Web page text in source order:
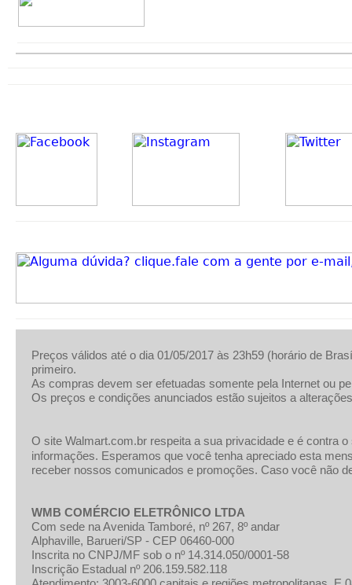
Preços válidos até o dia 01/05/2017 às 23h59 (horário de
primeiro.
As compras devem ser efetuadas somente pela Internet ou
Os preços e condições anunciados estão sujeitos a
O site Walmart.com.br respeita a sua privacidade e é contra
informações. Esperamos que você tenha apreciado esta
receber nossos comunicados e promoções. Caso você não
WMB COMÉRCIO ELETRÔNICO LTDA
Com sede na Avenida Tamboré, nº 267, 8º andar
Alphaville, Barueri/SP - CEP 06460-000
Inscrita no CNPJ/MF sob o nº 14.314.050/0001-58
Inscrição Estadual nº 206.159.582.118